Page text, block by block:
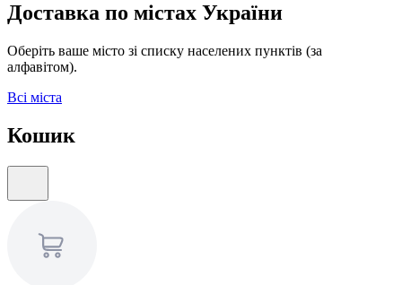
Доставка по містах України
Оберіть ваше місто зі списку населених пунктів (за
алфавітом).
Всі міста
Кошик